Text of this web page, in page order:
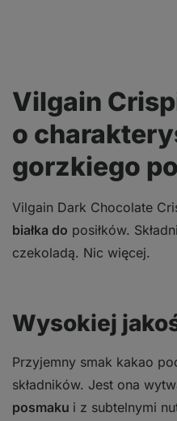
Vilgain
o
gorzkiego
Vilgain Dark Chocolate
białka do posiłków.
czekoladą. Nic więcej.
Wysokiej
Przyjemny smak kakao
składników. Jest ona
posmaku i z subtelnymi